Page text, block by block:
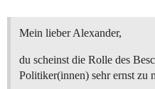
Mein lieber Alexander,
du scheinst die Rolle des
Politiker(innen) sehr ernst zu